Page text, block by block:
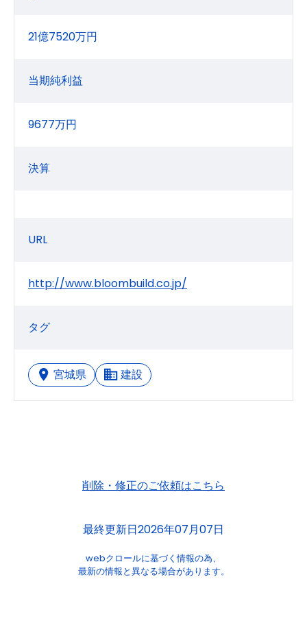
21億7520万円
当期純利益
9677万円
決算
URL
http://www.bloombuild.co.jp/
タグ
宮城県 建設
削除・修正のご依頼はこちら
最終更新日2026年07月07日
webクロールに基づく情報の為、
最新の情報と異なる場合があります。